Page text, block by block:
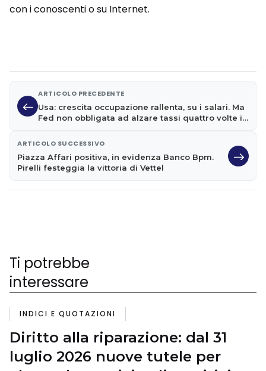
con i conoscenti o su Internet.
ARTICOLO PRECEDENTE
Usa: crescita occupazione rallenta, su i salari. Ma
Fed non obbligata ad alzare tassi quattro volte in
ARTICOLO SUCCESSIVO
Piazza Affari positiva, in evidenza Banco Bpm.
Pirelli festeggia la vittoria di Vettel
Ti potrebbe
interessare
INDICI E QUOTAZIONI
Diritto alla riparazione: dal 31
luglio 2026 nuove tutele per